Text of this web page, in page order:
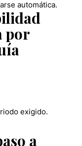
automática.
por
exigido.
a